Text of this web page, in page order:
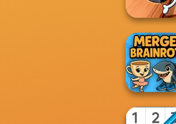
Pin Master:
Puzzle Quest